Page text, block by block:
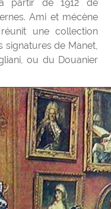
partir de 1912 de
Ami et mécène
une collection
signatures de Manet,
ou du Douanier